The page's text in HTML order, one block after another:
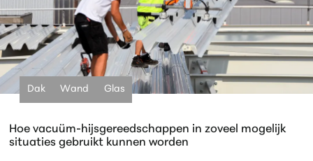
Dak Wand Glas
Hoe vacuüm-hijsgereedschappen in zoveel mogelijk
situaties gebruikt kunnen worden